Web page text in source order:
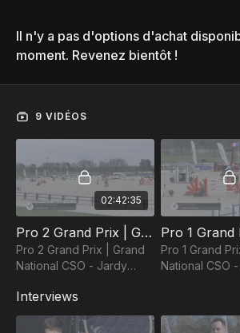
Il n'y a pas d'options d'achat
moment. Revenez bientôt !
9 VIDÉOS
02:42:35
Pro 2 Grand Prix | Grand National CSO - Jardy 2023
Pro 2 Grand Prix | Grand
National CSO - Jardy
Pro 1 Grand
National CSO
Interviews